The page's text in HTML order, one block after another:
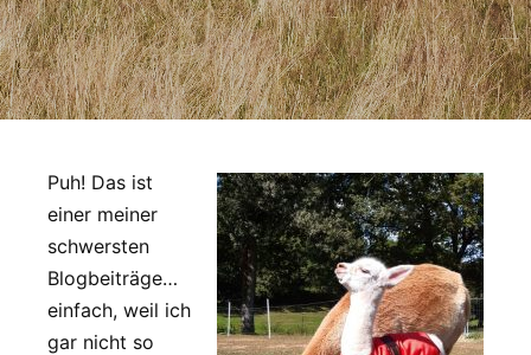
Puh! Das ist
einer meiner
schwersten
Blogbeiträge…
einfach, weil ich
gar nicht so